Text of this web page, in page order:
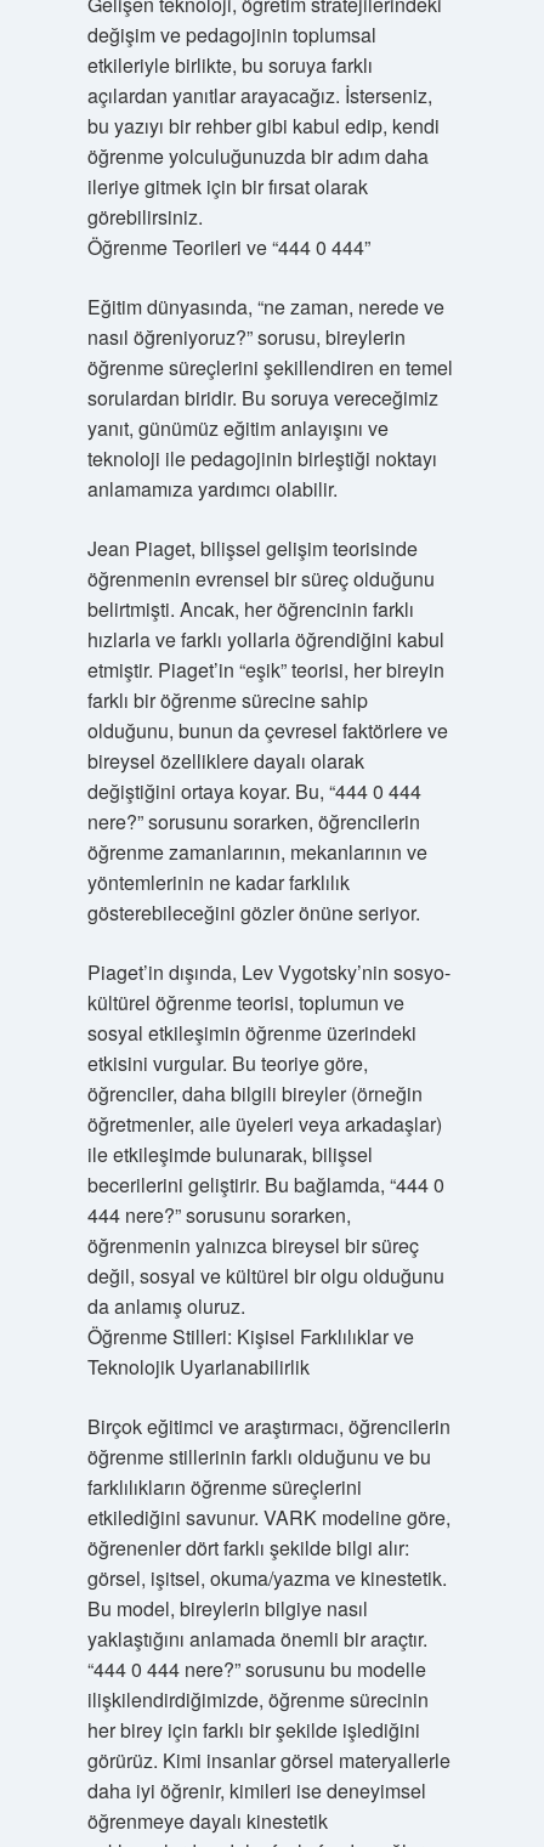
değişim ve pedagojinin toplumsal
etkileriyle birlikte, bu soruya farklı
açılardan yanıtlar arayacağız. İsterseniz,
bu yazıyı bir rehber gibi kabul edip, kendi
öğrenme yolculuğunuzda bir adım daha
ileriye gitmek için bir fırsat olarak
görebilirsiniz.
Öğrenme Teorileri ve “444 0 444”
Eğitim dünyasında, “ne zaman, nerede ve
nasıl öğreniyoruz?” sorusu, bireylerin
öğrenme süreçlerini şekillendiren en temel
sorulardan biridir. Bu soruya vereceğimiz
yanıt, günümüz eğitim anlayışını ve
teknoloji ile pedagojinin birleştiği noktayı
anlamamıza yardımcı olabilir.
Jean Piaget, bilişsel gelişim teorisinde
öğrenmenin evrensel bir süreç olduğunu
belirtmişti. Ancak, her öğrencinin farklı
hızlarla ve farklı yollarla öğrendiğini kabul
etmiştir. Piaget’in “eşik” teorisi, her bireyin
farklı bir öğrenme sürecine sahip
olduğunu, bunun da çevresel faktörlere ve
bireysel özelliklere dayalı olarak
değiştiğini ortaya koyar. Bu, “444 0 444
nere?” sorusunu sorarken, öğrencilerin
öğrenme zamanlarının, mekanlarının ve
yöntemlerinin ne kadar farklılık
gösterebileceğini gözler önüne seriyor.
Piaget’in dışında, Lev Vygotsky’nin sosyo-
kültürel öğrenme teorisi, toplumun ve
sosyal etkileşimin öğrenme üzerindeki
etkisini vurgular. Bu teoriye göre,
öğrenciler, daha bilgili bireyler (örneğin
öğretmenler, aile üyeleri veya arkadaşlar)
ile etkileşimde bulunarak, bilişsel
becerilerini geliştirir. Bu bağlamda, “444 0
444 nere?” sorusunu sorarken,
öğrenmenin yalnızca bireysel bir süreç
değil, sosyal ve kültürel bir olgu olduğunu
da anlamış oluruz.
Öğrenme Stilleri: Kişisel Farklılıklar ve
Teknolojik Uyarlanabilirlik
Birçok eğitimci ve araştırmacı, öğrencilerin
öğrenme stillerinin farklı olduğunu ve bu
farklılıkların öğrenme süreçlerini
etkilediğini savunur. VARK modeline göre,
öğrenenler dört farklı şekilde bilgi alır:
görsel, işitsel, okuma/yazma ve kinestetik.
Bu model, bireylerin bilgiye nasıl
yaklaştığını anlamada önemli bir araçtır.
“444 0 444 nere?” sorusunu bu modelle
ilişkilendirdiğimizde, öğrenme sürecinin
her birey için farklı bir şekilde işlediğini
görürüz. Kimi insanlar görsel materyallerle
daha iyi öğrenir, kimileri ise deneyimsel
öğrenmeye dayalı kinestetik